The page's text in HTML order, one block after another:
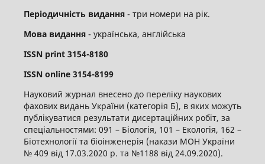
Періодичність видання- три номери на рік.
Мова видання- українська, англійська
ISSN print 3154-8180
ISSN online3154-8199
Науковий журнал внесено до переліку наукових
фахових видань України (категорія Б), в яких можуть
публікуватися результати дисертаційних робіт, за
спеціальностями: 091 – Біологія, 101 – Екологія, 162 –
Біотехнології та біоінженерія (накази МОН України
№ 409 від 17.03.2020 р. та №1188 від 24.09.2020).